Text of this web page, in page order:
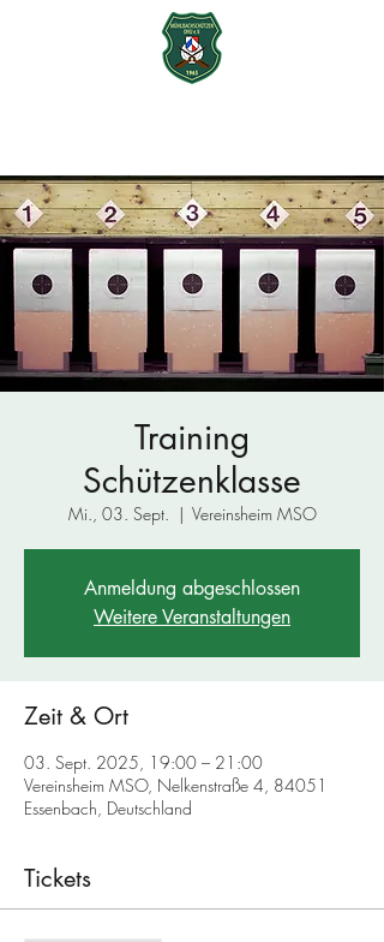
Training
Schützenklasse
Mi., 03. Sept.
  |
Vereinsheim MSO
Anmeldung abgeschlossen
Weitere Veranstaltungen
Zeit & Ort
03. Sept. 2025, 19:00 – 21:00
Vereinsheim MSO, Nelkenstraße 4, 84051
Essenbach, Deutschland
Tickets